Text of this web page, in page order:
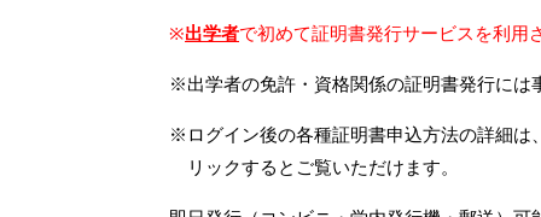
※出学者で初めて証明書発行サービスを利用
※出学者の免許・資格関係の証明書発行には
※ログイン後の各種証明書申込方法の詳細は
リックするとご覧いただけます。